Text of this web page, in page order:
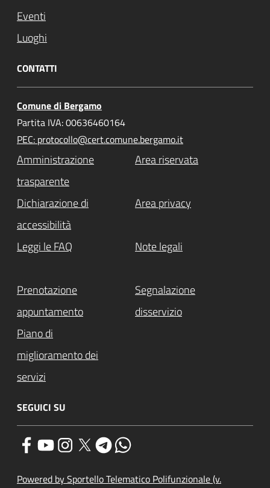
Eventi
Luoghi
CONTATTI
Comune di Bergamo
Partita IVA: 00636460164
PEC: protocollo@cert.comune.bergamo.it
Amministrazione
trasparente
Area riservata
Dichiarazione di
accessibilità
Area privacy
Leggi le FAQ Note legali
Prenotazione
appuntamento
Segnalazione
disservizio
Piano di
miglioramento dei
servizi
SEGUICI SU
Powered by Sportello Telematico Polifunzionale (v.